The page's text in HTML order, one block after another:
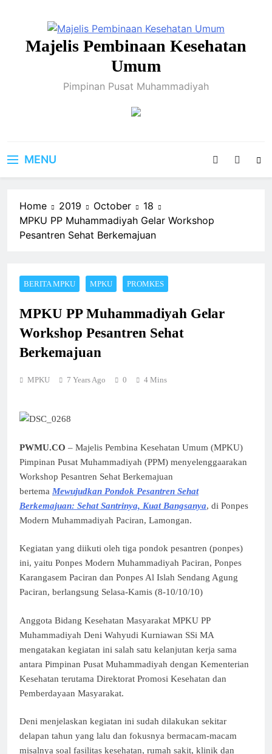
Majelis Pembinaan Kesehatan
Umum
Pimpinan Pusat Muhammadiyah
MENU
Home 2019 October
18
MPKU PP Muhammadiyah Gelar Workshop
Pesantren Sehat Berkemajuan
BERITA MPKU MPKU PROMKES
MPKU PP Muhammadiyah Gelar
Workshop Pesantren Sehat
Berkemajuan
MPKU 7 Years Ago 0 4 Mins
PWMU.CO – Majelis Pembina Kesehatan Umum (MPKU)
Pimpinan Pusat Muhammadiyah (PPM) menyelenggaarakan
Workshop Pesantren Sehat Berkemajuan
bertema Mewujudkan Pondok Pesantren Sehat
Berkemajuan: Sehat Santrinya, Kuat Bangsanya, di Ponpes
Modern Muhammadiyah Paciran, Lamongan.
Kegiatan yang diikuti oleh tiga pondok pesantren (ponpes)
ini, yaitu Ponpes Modern Muhammadiyah Paciran, Ponpes
Karangasem Paciran dan Ponpes Al Islah Sendang Agung
Paciran, berlangsung Selasa-Kamis (8-10/10/10)
Anggota Bidang Kesehatan Masyarakat MPKU PP
Muhammadiyah Deni Wahyudi Kurniawan SSi MA
mengatakan kegiatan ini salah satu kelanjutan kerja sama
antara Pimpinan Pusat Muhammadiyah dengan Kementerian
Kesehatan terutama Direktorat Promosi Kesehatan dan
Pemberdayaan Masyarakat.
Deni menjelaskan kegiatan ini sudah dilakukan sekitar
delapan tahun yang lalu dan fokusnya bermacam-macam
misalnya soal fasilitas kesehatan, rumah sakit, klinik dan